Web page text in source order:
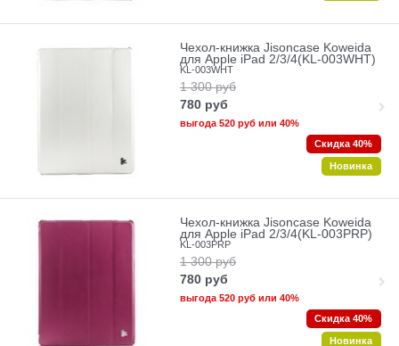
Чехол-книжка Jisoncase Koweida
для Apple iPad 2/3/4(KL-003WHT)
KL-003WHT
1 300 руб
780 руб
выгода 520 рубили 40%
Скидка 40%
Новинка
Чехол-книжка Jisoncase Koweida
для Apple iPad 2/3/4(KL-003PRP)
KL-003PRP
1 300 руб
780 руб
выгода 520 рубили 40%
Скидка 40%
Новинка